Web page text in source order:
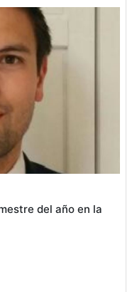
del año en la